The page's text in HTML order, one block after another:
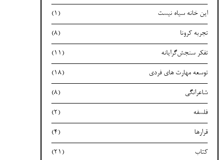
این خانه سیاه نیست (1)
تجربه کرونا (8)
تفکر سنجش‌گرایانه (11)
توسعه مهارت های فردی (18)
شاعرانگی (8)
فلسفه (2)
قرارها (4)
کتاب (21)